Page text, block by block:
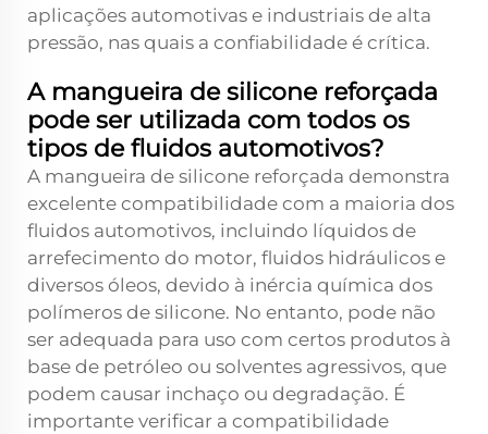
aplicações automotivas e industriais de alta
pressão, nas quais a confiabilidade é crítica.
A mangueira de silicone reforçada
pode ser utilizada com todos os
tipos de fluidos automotivos?
A mangueira de silicone reforçada demonstra
excelente compatibilidade com a maioria dos
fluidos automotivos, incluindo líquidos de
arrefecimento do motor, fluidos hidráulicos e
diversos óleos, devido à inércia química dos
polímeros de silicone. No entanto, pode não
ser adequada para uso com certos produtos à
base de petróleo ou solventes agressivos, que
podem causar inchaço ou degradação. É
importante verificar a compatibilidade